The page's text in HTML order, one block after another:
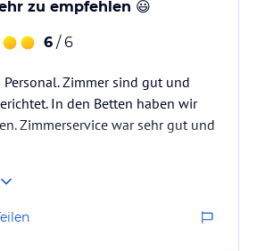
zu empfehlen 😃
6 / 6
Zimmer sind gut und
In den Betten haben wir
Zimmerservice war sehr gut und